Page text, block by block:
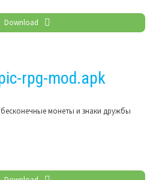
Download
rpg-mod.apk
монеты и знаки дружбы